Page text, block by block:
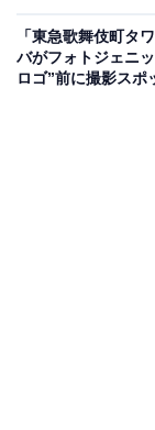
レジデンスAの
室、6階から13
は、世界中のア
「東急歌舞伎町タ
バがフォトジェニ
ロゴ”前に撮影スポ